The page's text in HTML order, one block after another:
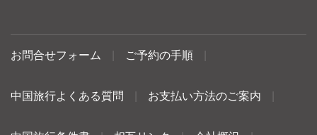
お問合せフォーム ご予約の手順
中国旅行よくある質問 お支払い方法のご案内